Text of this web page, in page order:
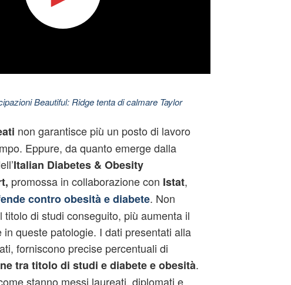
Beautiful: Ridge tenta di calmare Taylor
non garantisce più un posto di lavoro
Eppure, da quanto emerge dalla
Italian Diabetes & Obesity
promossa in collaborazione con Istat,
contro obesità e diabete. Non
titolo di studi conseguito, più aumenta il
in queste patologie. I dati presentati alla
forniscono precise percentuali di
tra titolo di studi e diabete e obesità.
stanno messi laureati, diplomati e